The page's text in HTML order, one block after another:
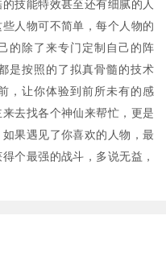
人物可不简单，每个人物的
的除了来专门定制自己的阵
是按照的了拟真骨髓的技术
，让你体验到前所未有的感
去找各个神仙来帮忙，更是
果遇见了你喜欢的人物，最
个最强的战斗，多说无益，